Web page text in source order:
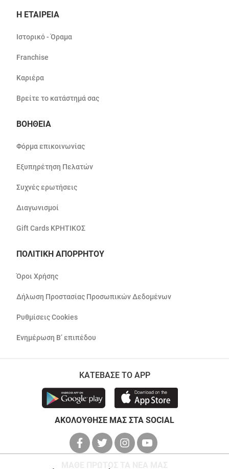
Η ΕΤΑΙΡΕΙΑ
Ιστορικό - Όραμα
Franchise
Καριέρα
Βρείτε το κατάστημά σας
ΒΟΗΘΕΙΑ
Φόρμα επικοινωνίας
Εξυπηρέτηση Πελατών
Συχνές ερωτήσεις
Διαγωνισμοί
Gift Cards ΚΡΗΤΙΚΟΣ
ΠΟΛΙΤΙΚΗ ΑΠΟΡΡΗΤΟΥ
Όροι Χρήσης
Δήλωση Προστασίας Προσωπικών Δεδομένων
Ρυθμίσεις Cookies
Ενημέρωση Β’ επιπέδου
ΚΑΤΕΒΑΣΕ ΤΟ APP
ΑΚΟΛΟΥΘΗΣΕ ΜΑΣ ΣΤΑ SOCIAL